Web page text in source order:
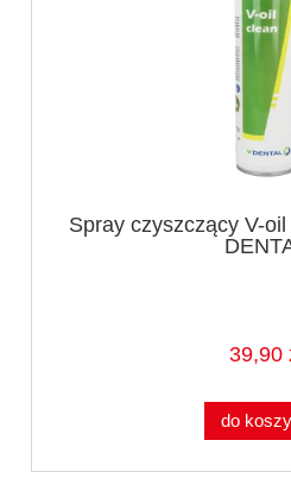
Spray czyszczący V-
39,90
do